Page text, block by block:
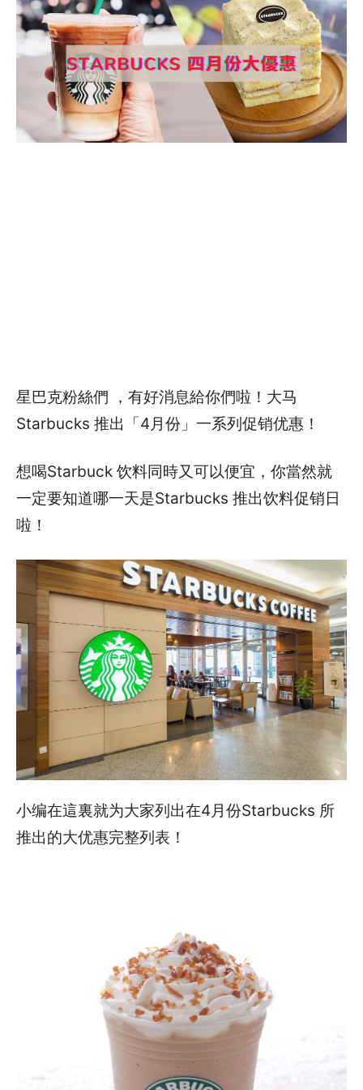
星巴克粉絲們 ，有好消息給你們啦！大马
Starbucks 推出「4月份」一系列促销优惠！
想喝Starbuck 饮料同時又可以便宜，你當然就
一定要知道哪一天是Starbucks 推出饮料促销日
啦！
小编在這裏就为大家列出在4月份Starbucks 所
推出的大优惠完整列表！